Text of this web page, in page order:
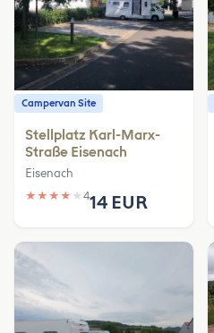
Campervan Site
Stellplatz Karl-Marx-
Straße Eisenach
Eisenach
★ ★ ★ ★ ★ 414 EUR